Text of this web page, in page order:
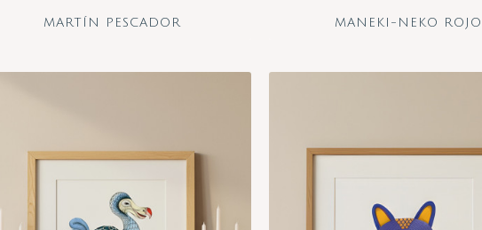
MARTÍN PESCADOR MANEKI-NEKO ROJO